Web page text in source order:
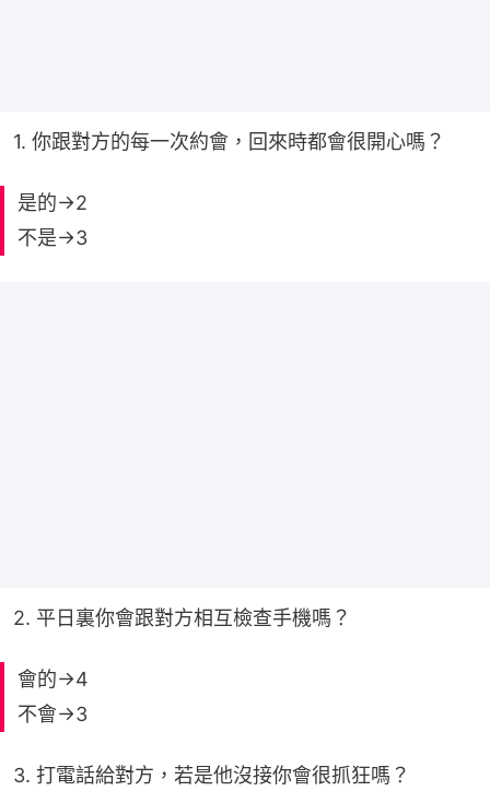
1. 你跟對方的每一次約會，回來時都會很開心嗎？
是的→2
不是→3
2. 平日裏你會跟對方相互檢查手機嗎？
會的→4
不會→3
3. 打電話給對方，若是他沒接你會很抓狂嗎？